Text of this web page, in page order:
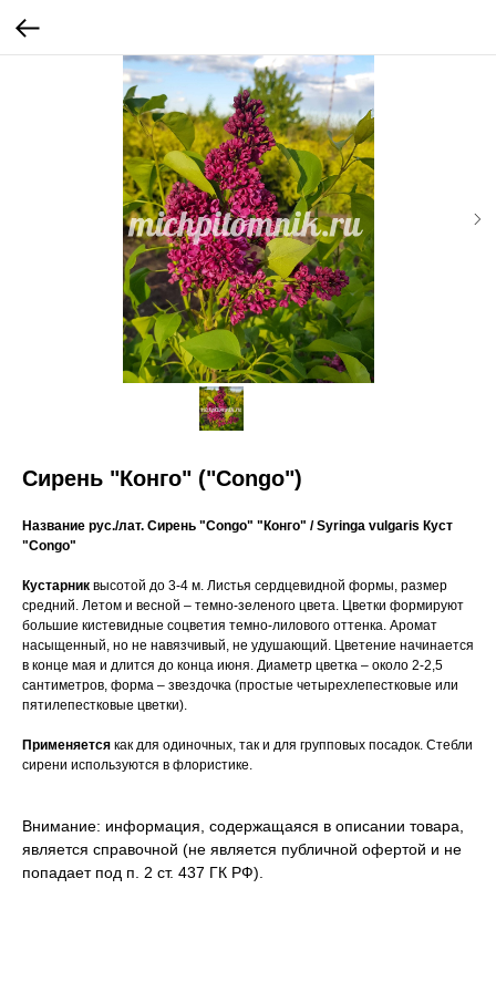
Сирень "Конго" ("Congo")
Название рус./лат. Сирень "Congo" "Конго" / Syringa vulgaris Куст
"Congo"
Кустарник высотой до 3-4 м. Листья сердцевидной формы, размер
средний. Летом и весной – темно-зеленого цвета. Цветки формируют
большие кистевидные соцветия темно-лилового оттенка. Аромат
насыщенный, но не навязчивый, не удушающий. Цветение начинается
в конце мая и длится до конца июня. Диаметр цветка – около 2-2,5
сантиметров, форма – звездочка (простые четырехлепестковые или
пятилепестковые цветки).
Применяется как для одиночных, так и для групповых посадок. Стебли
сирени используются в флористике.
Внимание: информация, содержащаяся в описании товара,
является справочной (не является публичной офертой и не
попадает под п. 2 ст. 437 ГК РФ).